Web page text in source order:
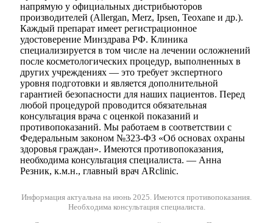
напрямую у официальных дистрибьюторов
производителей (Allergan, Merz, Ipsen, Teoxane и др.).
Каждый препарат имеет регистрационное
удостоверение Минздрава РФ. Клиника
специализируется в том числе на лечении осложнений
после косметологических процедур, выполненных в
других учреждениях — это требует экспертного
уровня подготовки и является дополнительной
гарантией безопасности для наших пациентов. Перед
любой процедурой проводится обязательная
консультация врача с оценкой показаний и
противопоказаний. Мы работаем в соответствии с
Федеральным законом №323-ФЗ «Об основах охраны
здоровья граждан». Имеются противопоказания,
необходима консультация специалиста. — Анна
Резник, к.м.н., главный врач ARclinic.
Информация актуальна на июнь 2025. Имеются противопоказания.
Необходима консультация специалиста.